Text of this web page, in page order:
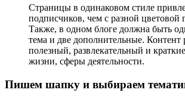
Страницы в одинаковом стиле
подписчиков, чем с разной цветовой
Также, в одном блоге должна быть
тема и две дополнительные. Контент
полезный, развлекательный и
жизни, сферы деятельности.
Пишем шапку и выбираем